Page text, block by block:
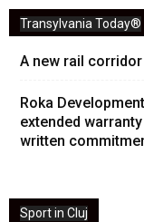
Transylvania Today®
A new rail
Roka
extended
written
Sport in Cluj